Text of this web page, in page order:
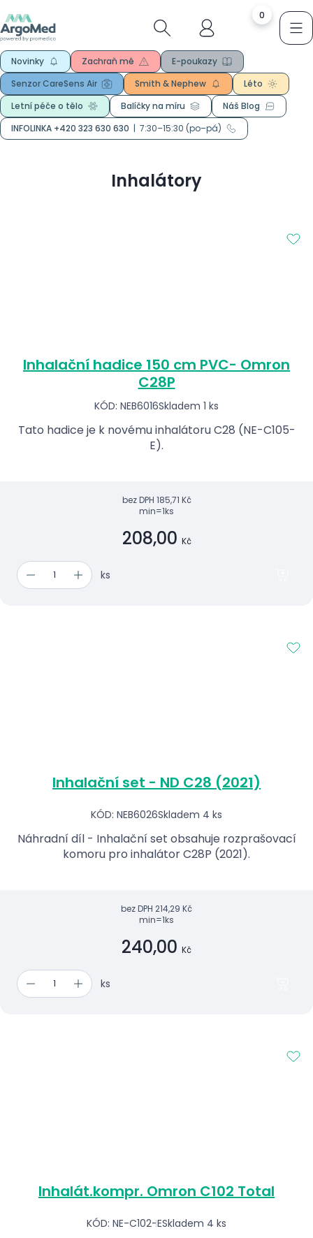
0
Novinky Zachraň mě
E-poukazy
Senzor CareSens Air
Smith & Nephew
Léto
Letní péče o tělo
Balíčky na míru
Náš Blog
INFOLINKA +420 323 630 630 | 7:30–15:30 (po–pá)
Inhalátory
Inhalační hadice 150 cm PVC- Omron
C28P
KÓD: NEB6016Skladem 1 ks
Tato hadice je k novému inhalátoru C28 (NE-C105-
E).
bez DPH 185,71 Kč
min=1ks
208,00 Kč
ks
Inhalační set - ND C28 (2021)
KÓD: NEB6026Skladem 4 ks
Náhradní díl - Inhalační set obsahuje rozprašovací
komoru pro inhalátor C28P (2021).
bez DPH 214,29 Kč
min=1ks
240,00 Kč
ks
Inhalát.kompr. Omron C102 Total
KÓD: NE-C102-ESkladem 4 ks